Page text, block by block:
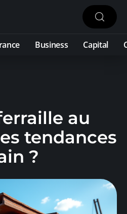
Business Capital
au
tendances
?